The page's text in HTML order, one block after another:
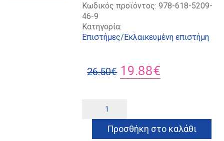
Κωδικός προϊόντος:978-618-5209-
46-9
Κατηγορία:
Επιστήμες/Εκλαικευμένη επιστήμη
26.50€ Original
26.50€.
19.88€
είναι:
19.88€.
αστέρια
ποσότηταΠροσθήκη στο καλάθι